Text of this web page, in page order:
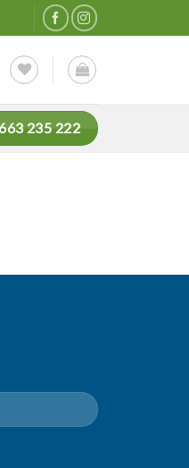
235 222